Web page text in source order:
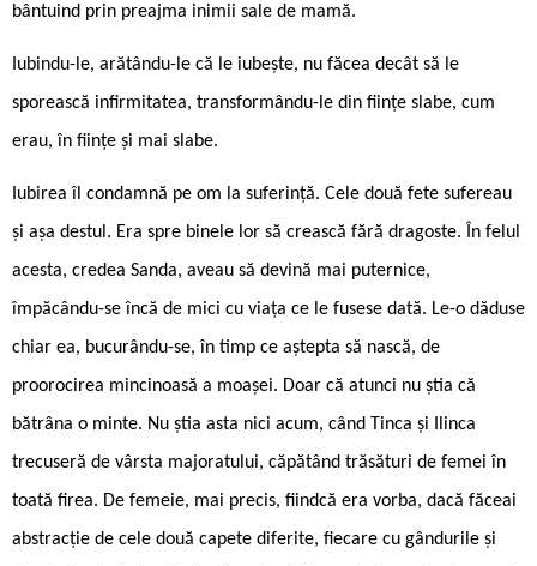
bântuind prin preajma inimii sale de mamă.
Iubindu-le, arătându-le că le iubește, nu făcea decât să le
sporească infirmitatea, transformându-le din ființe slabe, cum
erau, în ființe și mai slabe.
Iubirea îl condamnă pe om la suferință. Cele două fete sufereau
și așa destul. Era spre binele lor să crească fără dragoste. În felul
acesta, credea Sanda, aveau să devină mai puternice,
împăcându-se încă de mici cu viața ce le fusese dată. Le-o dăduse
chiar ea, bucurându-se, în timp ce aștepta să nască, de
proorocirea mincinoasă a moașei. Doar că atunci nu știa că
bătrâna o minte. Nu știa asta nici acum, când Tinca și Ilinca
trecuseră de vârsta majoratului, căpătând trăsături de femei în
toată firea. De femeie, mai precis, fiindcă era vorba, dacă făceai
abstracție de cele două capete diferite, fiecare cu gândurile și